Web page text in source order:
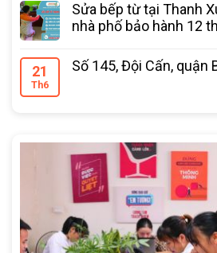
Sửa bếp từ tại Thanh
nhà phố bảo hành 12
21
Th6
Số 145, Đội Cấn, quận